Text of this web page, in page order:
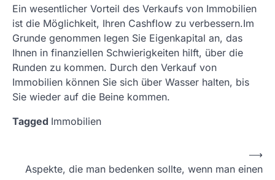
Ein wesentlicher Vorteil des Verkaufs von Immobilien
ist die Möglichkeit, Ihren Cashflow zu verbessern.Im
Grunde genommen legen Sie Eigenkapital an, das
Ihnen in finanziellen Schwierigkeiten hilft, über die
Runden zu kommen. Durch den Verkauf von
Immobilien können Sie sich über Wasser halten, bis
Sie wieder auf die Beine kommen.
Tagged Immobilien
Aspekte, die man bedenken sollte, wenn man einen
⟶